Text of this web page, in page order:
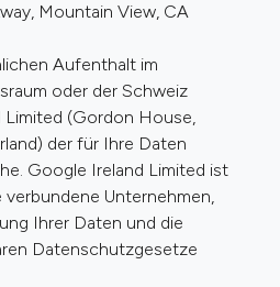
Mountain View, CA
Aufenthalt im
oder der Schweiz
Limited (Gordon House,
der für Ihre Daten
Google Ireland Limited ist
Unternehmen,
Ihrer Daten und die
Datenschutzgesetze